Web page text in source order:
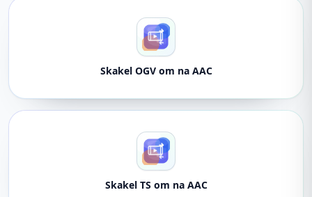
Skakel OGV om na AAC
Skakel TS om na AAC